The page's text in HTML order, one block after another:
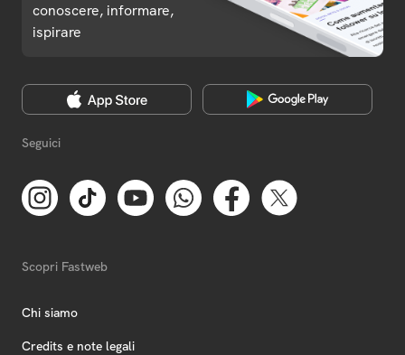
conoscere, informare,
ispirare
Seguici
Scopri Fastweb
Chi siamo
Credits e note legali